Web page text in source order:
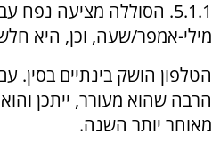
מילי-אמפר/שעה, וכן, היא
הטלפון הושק בינתיים בסין.
הרבה שהוא מעורר, ייתכן והוא
מאוחר יותר השנה.